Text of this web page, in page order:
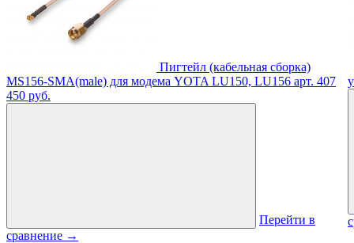
Пигтейл (кабельная сборка)
MS156-SMA(male) для модема YOTA LU150, LU156 арт. 407
450 руб.
Перейти в
сравнение →